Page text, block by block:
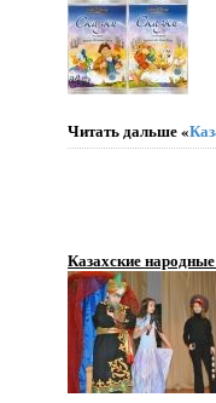
Читать дальше «
Казахские